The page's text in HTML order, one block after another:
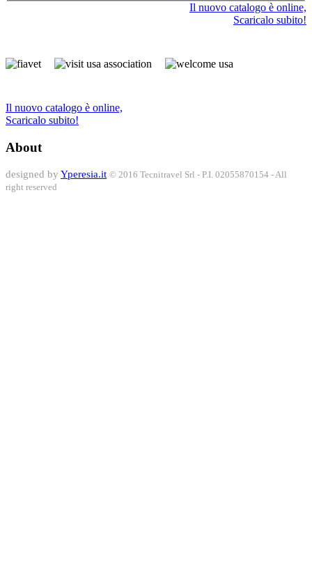
Il nuovo catalogo è online,
Scaricalo subito!
Il nuovo catalogo è online,
Scaricalo subito!
About
designed by Yperesia.it © 2016 Tecnitravel Srl - P.I. 02055870154 - All
right reserved